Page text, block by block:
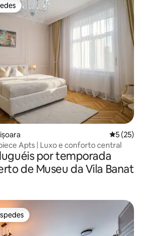
5 de uma
5 (25)
Apts | Luxo e conforto central
por temporada
de Museu da Vila Banat
dos hóspedes